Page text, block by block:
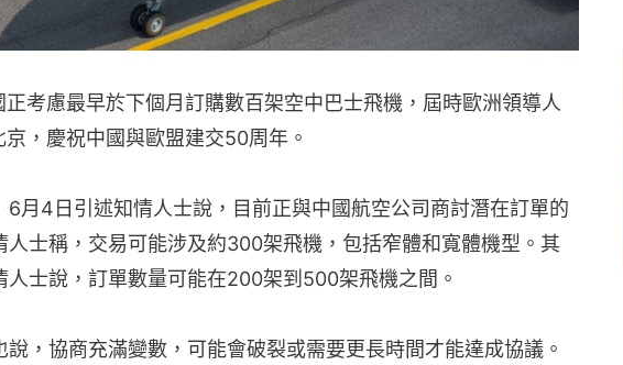
正考慮最早於下個月訂購數百架空中巴士飛機，屆時歐洲領導人
京，慶祝中國與歐盟建交50周年。
6月4日引述知情人士說，目前正與中國航空公司商討潛在訂單的
人士稱，交易可能涉及約300架飛機，包括窄體和寬體機型。其
人士說，訂單數量可能在200架到500架飛機之間。
說，協商充滿變數，可能會破裂或需要更長時間才能達成協議。